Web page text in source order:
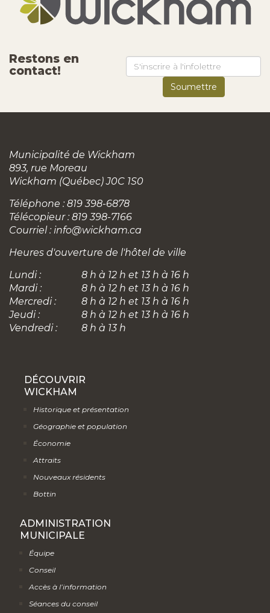
Restons en
contact!
Municipalité de Wickham
893, rue Moreau
Wickham (Québec) J0C 1S0
Téléphone : 819 398-6878
Télécopieur : 819 398-7166
Courriel : info@wickham.ca
Heures d'ouverture de l'hôtel de ville
Lundi :
8 h à 12 h et 13 h à 16 h
Mardi :
8 h à 12 h et 13 h à 16 h
Mercredi :
8 h à 12 h et 13 h à 16 h
Jeudi :
8 h à 12 h et 13 h à 16 h
Vendredi :
8 h à 13 h
DÉCOUVRIR
WICKHAM
Historique et présentation
Géographie et population
Économie
Attraits
Nouveaux résidents
Bottin
ADMINISTRATION
MUNICIPALE
Équipe
Conseil
Accès à l’information
Séances du conseil